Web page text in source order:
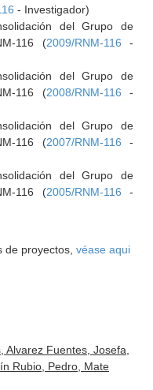
- Investigador)
del Grupo de
116 (2009/RNM-116 -
del Grupo de
116 (2008/RNM-116 -
del Grupo de
116 (2007/RNM-116 -
del Grupo de
116 (2005/RNM-116 -
proyectos, véase aqui
Alvarez Fuentes, Josefa,
Rubio, Pedro, Mate